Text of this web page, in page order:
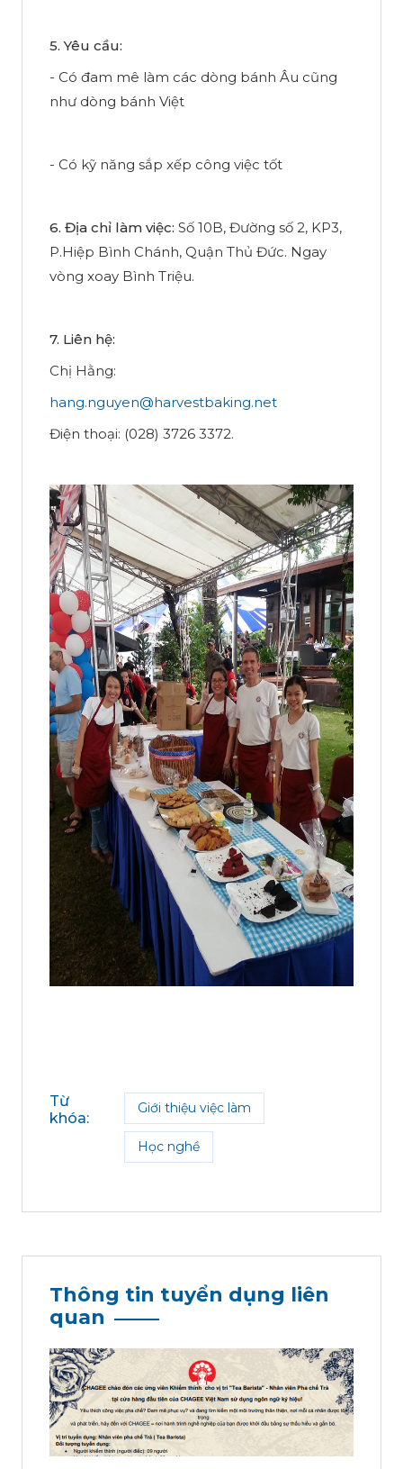
5. Yêu cầu:
- Có đam mê làm các dòng bánh Âu cũng
như dòng bánh Việt
- Có kỹ năng sắp xếp công việc tốt
6. Địa chỉ làm việc: Số 10B, Đường số 2, KP3,
P.Hiệp Bình Chánh, Quận Thủ Đức. Ngay
vòng xoay Bình Triệu.
7. Liên hệ:
Chị Hằng:
hang.nguyen@harvestbaking.net
Điện thoại: (028) 3726 3372.
Từ
khóa:
Giới thiệu việc làm
Học nghề
Thông tin tuyển dụng liên
quan